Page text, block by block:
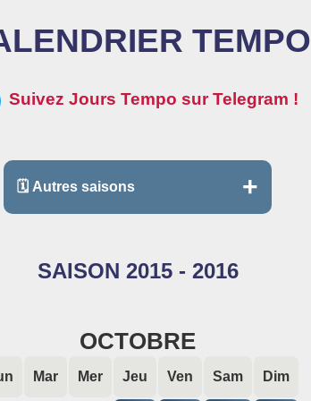
TEMPO
Suivez Jours Tempo sur Telegram !
🗓 Autres saisons
2021 - 2022
2020 - 2021
SAISON 2015 - 2016
OCTOBRE
Mar Mer Jeu Ven Sam Dim